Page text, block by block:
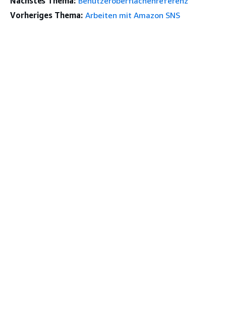
Vorheriges Thema: Arbeiten mit Amazon SNS